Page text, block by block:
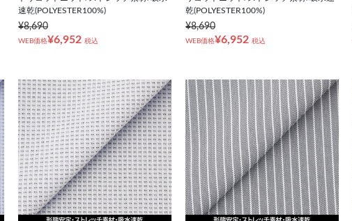
速乾(POLYESTER100%)
¥8,690
WEB価格¥6,952 税込
乾(POLYESTER100%)
¥8,690
WEB価格¥6,952 税込